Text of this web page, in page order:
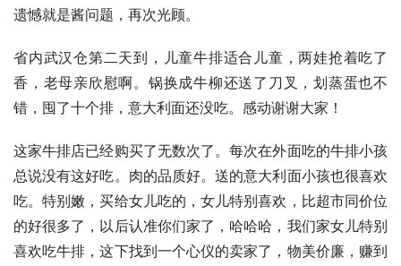
遗憾就是酱问题，再次光顾。
省内武汉仓第二天到，儿童牛排适合儿童，两娃抢着吃了
香，老母亲欣慰啊。锅换成牛柳还送了刀叉，划蒸蛋也不
错，囤了十个排，意大利面还没吃。感动谢谢大家！
这家牛排店已经购买了无数次了。每次在外面吃的牛排小孩
总说没有这好吃。肉的品质好。送的意大利面小孩也很喜欢
吃。特别嫩，买给女儿吃的，女儿特别喜欢，比超市同价位
的好很多了，以后认准你们家了，哈哈哈，我们家女儿特别
喜欢吃牛排，这下找到一个心仪的卖家了，物美价廉，赚到